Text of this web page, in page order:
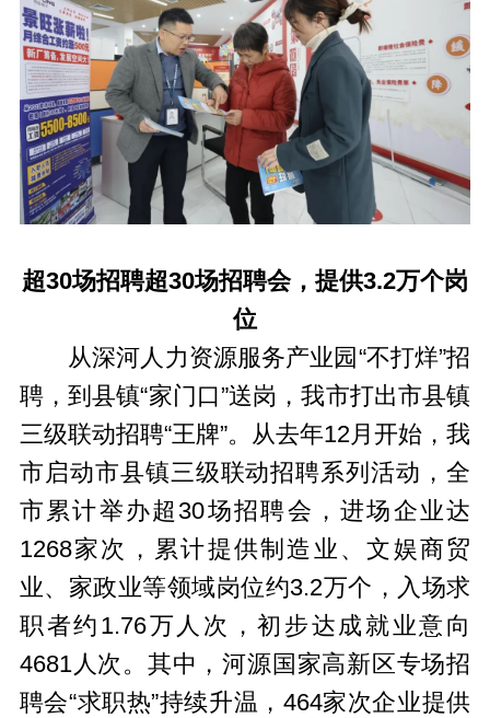
超30场招聘超30场招聘会，提供3.2万个岗
位
从深河人力资源服务产业园“不打烊”招
聘，到县镇“家门口”送岗，我市打出市县镇
三级联动招聘“王牌”。从去年12月开始，我
市启动市县镇三级联动招聘系列活动，全
市累计举办超30场招聘会，进场企业达
1268家次，累计提供制造业、文娱商贸
业、家政业等领域岗位约3.2万个，入场求
职者约1.76万人次，初步达成就业意向
4681人次。其中，河源国家高新区专场招
聘会“求职热”持续升温，464家次企业提供